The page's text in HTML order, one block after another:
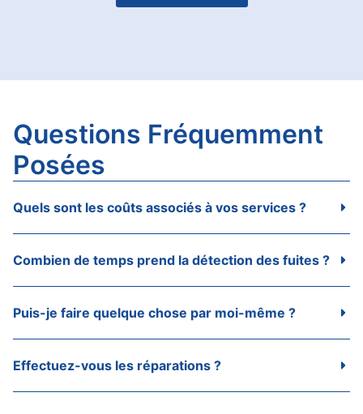
Questions Fréquemment
Posées
Quels sont les coûts associés à vos services ?
Combien de temps prend la détection des fuites ?
Puis-je faire quelque chose par moi-même ?
Effectuez-vous les réparations ?